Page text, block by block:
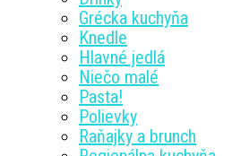
Grécka kuchyňa
Knedle
Hlavné jedlá
Niečo malé
Pasta!
Polievky
Raňajky a brunch